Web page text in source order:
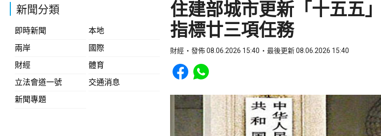
新聞分類
即時新聞
本地
兩岸
國際
財經
體育
立法會道一號
交通消息
新聞專題
住建部城市更新「十五五
指標廿三項任務
財經 發佈 08.06.2026 15:40 最後更新 08.06.2026 15:40
Share to Facebook
Share to WhatsApp